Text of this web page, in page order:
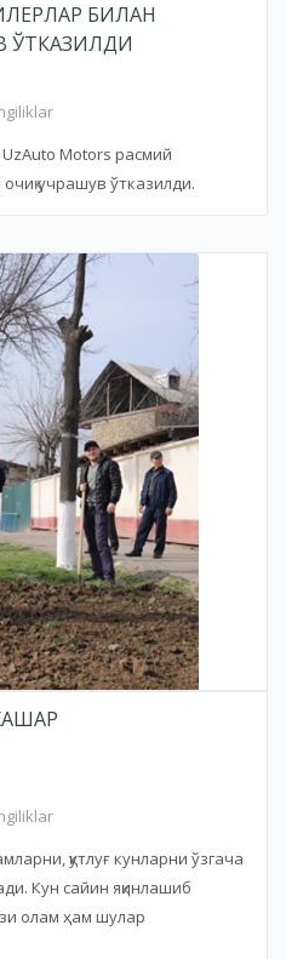
БИЛАН
ЎТКАЗИЛДИ
Motors расмий
учрашув ўтказилди.
қутлуғ кунларни ўзгача
Кун сайин яқинлашиб
олам ҳам шулар